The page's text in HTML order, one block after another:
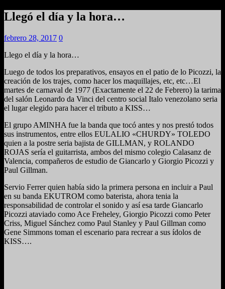
Llegó el día y la hora…
febrero 28, 2017 0
Llego el día y la hora…
Luego de todos los preparativos, ensayos en el patio de lo Picozzi, la
creación de los trajes, como hacer los maquillajes, etc, etc…El
martes de carnaval de 1977 (Exactamente el 22 de Febrero) la tarima
del salón Leonardo da Vinci del centro social Italo venezolano seria
el lugar elegido para hacer el tributo a KISS…
El grupo AMINHA fue la banda que tocó antes y nos prestó todos
sus instrumentos, entre ellos EULALIO «CHURDY» TOLEDO
quien a la postre seria bajista de GILLMAN, y ROLANDO
ROJAS sería el guitarrista, ambos del mismo colegio Calasanz de
Valencia, compañeros de estudio de Giancarlo y Giorgio Picozzi y
Paul Gillman.
Servio Ferrer quien había sido la primera persona en incluir a Paul
en su banda EKUTROM como baterista, ahora tenia la
responsabilidad de controlar el sonido y así esa tarde Giancarlo
Picozzi ataviado como Ace Freheley, Giorgio Picozzi como Peter
Criss, Miguel Sánchez como Paul Stanley y Paul Gillman como
Gene Simmons toman el escenario para recrear a sus ídolos de
KISS….